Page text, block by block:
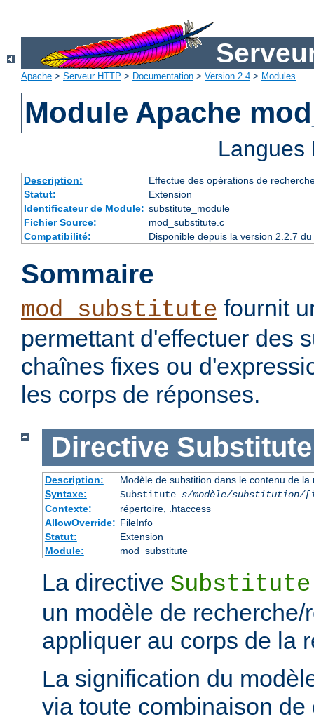
Apache > Serveur HTTP > Documentation > Version 2.4 > Modules
Module Apache
Description:
Effectue des opérations de
Statut:
Extension
Identificateur de Module: substitute_module
Fichier Source:
mod_substitute.c
Compatibilité:
Disponible depuis la version 2.2.7
Sommaire
mod_substitute fournit
permettant d'effectuer des
chaînes fixes ou
les corps de réponses.
Directive Substitute
Description:
Modèle de substition dans le contenu de la
Syntaxe:
Substitute s/modèle/substitution/
Contexte:
répertoire, .htaccess
AllowOverride: FileInfo
Statut:
Extension
Module:
mod_substitute
La directive Substitute
un modèle de
appliquer au corps de la
La signification du
via toute combinaison de